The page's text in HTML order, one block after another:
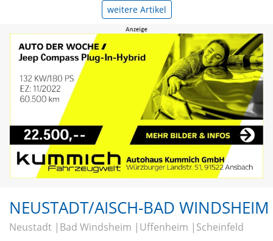
weitere Artikel
NEUSTADT/AISCH-BAD WINDSHEIM
Neustadt Bad Windsheim Uffenheim Scheinfeld